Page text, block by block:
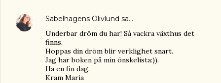
Sabelhagens Olivlund sa…
Underbar dröm du har! Så vackra växthus det
finns.
Hoppas din dröm blir verklighet snart.
Jag har boken på min önskelista:)).
Ha en fin dag.
Kram Maria